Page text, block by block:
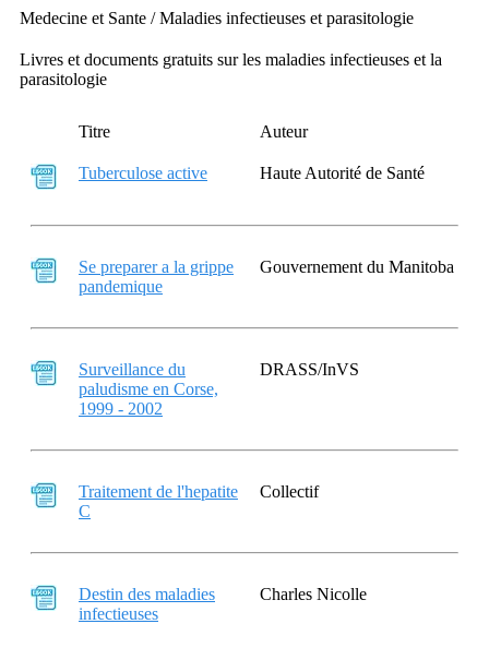
Medecine et Sante / Maladies infectieuses et parasitologie
Livres et documents gratuits sur les maladies infectieuses et la
parasitologie
Titre Auteur
Tuberculose active Haute Autorité de Santé
Se preparer a la grippe
pandemique
Gouvernement du Manitoba
Surveillance du
paludisme en Corse,
1999 - 2002
DRASS/InVS
Traitement de l'hepatite
C
Collectif
Destin des maladies
infectieuses
Charles Nicolle